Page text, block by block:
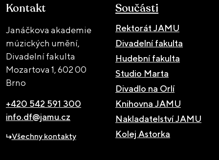
Kontakt
Janáčkova akademie
múzických umění,
Divadelní fakulta
Mozartova 1,602 00
Brno
+420 542 591 300
info.df@jamu.cz
Všechny kontakty
Součásti
Rektorát JAMU
Divadelní fakulta
Hudební fakulta
Studio Marta
Divadlo na Orlí
Knihovna JAMU
Nakladatelství JAMU
Kolej Astorka